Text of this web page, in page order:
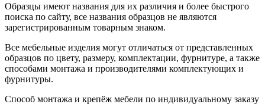
Образцы имеют названия для их различия и более быстрого
поиска по сайту, все названия образцов не являются
зарегистрированным товарным знаком.
Все мебельные изделия могут отличаться от представленных
образцов по цвету, размеру, комплектации, фурнитуре, а также
способами монтажа и производителями комплектующих и
фурнитуры.
Способ монтажа и крепёж мебели по индивидуальному заказу